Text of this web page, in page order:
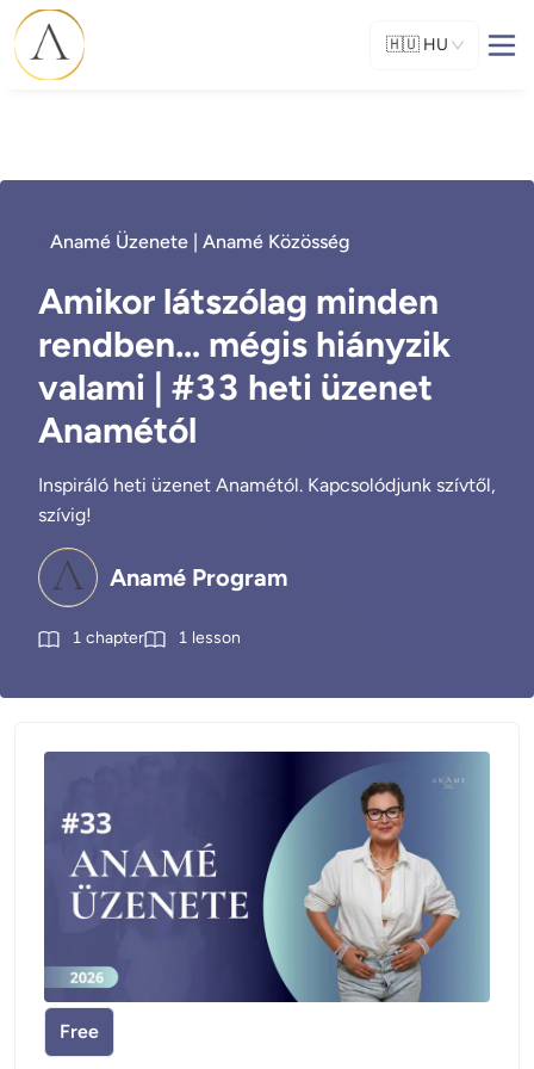
🇭🇺 HU
Anamé Üzenete | Anamé Közösség
Amikor látszólag minden
rendben… mégis hiányzik
valami | #33 heti üzenet
Anamétól
Inspiráló heti üzenet Anamétól. Kapcsolódjunk szívtől,
szívig!
Anamé Program
1 chapter 1 lesson
Free